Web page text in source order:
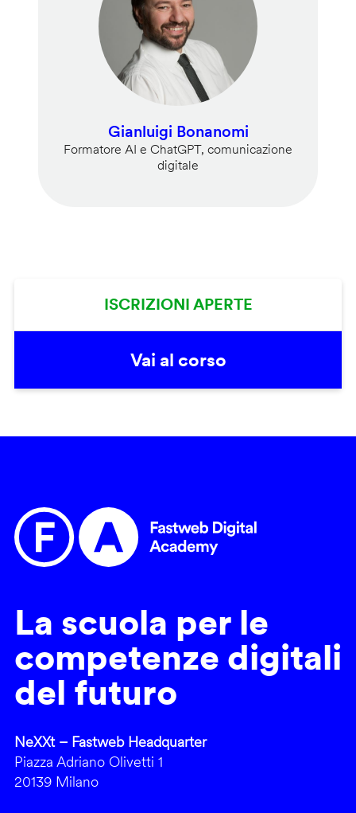
Gianluigi Bonanomi
Formatore AI e ChatGPT, comunicazione
digitale
ISCRIZIONI APERTE
Vai al corso
La scuola per le
competenze digitali
del futuro
NeXXt – Fastweb Headquarter
Piazza Adriano Olivetti 1
20139 Milano